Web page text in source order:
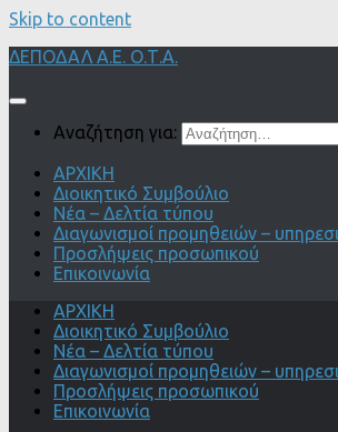
Skip to content
ΔΕΠΟΔΑΛ Α.Ε. Ο.Τ.Α.
Αναζήτηση για:
ΑΡΧΙΚΗ
Διοικητικό Συμβούλιο
Νέα – Δελτία τύπου
Διαγωνισμοί προμηθειών –
Προσλήψεις προσωπικού
Επικοινωνία
ΑΡΧΙΚΗ
Διοικητικό Συμβούλιο
Νέα – Δελτία τύπου
Διαγωνισμοί προμηθειών –
Προσλήψεις προσωπικού
Επικοινωνία